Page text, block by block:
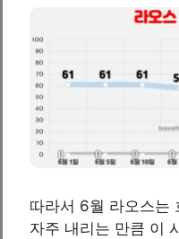
따라서 6월 라오스는
자주 내리는 만큼 이